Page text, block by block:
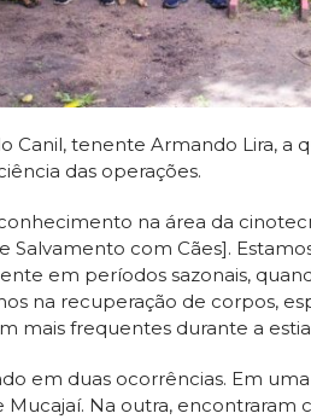
Canil, tenente Armando Lira, a
das operações.
na área da
Salvamento com Cães].
em períodos sazonais,
na recuperação de corpos,
mais frequentes durante a
em duas ocorrências. Em
Na outra, encontraram